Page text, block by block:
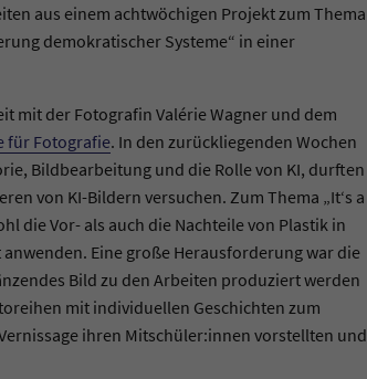
aus einem achtwöchigen Projekt zum Thema
demokratischer Systeme“ in einer
mit der Fotografin Valérie Wagner und dem
für Fotografie. In den zurückliegenden Wochen
Bildbearbeitung und die Rolle von KI, durften
von KI-Bildern versuchen. Zum Thema „It‘s a
die Vor- als auch die Nachteile von Plastik in
Eine große Herausforderung war die
Bild zu den Arbeiten produziert werden
mit individuellen Geschichten zum
ihren Mitschüler:innen vorstellten und